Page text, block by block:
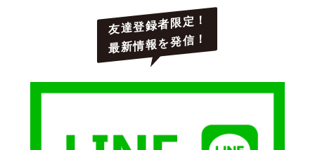
友達登録者限定！
最新情報を発信！